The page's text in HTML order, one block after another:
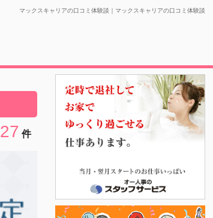
マックスキャリアの口コミ体験談｜マックスキャリアの口コミ体験談
27 件